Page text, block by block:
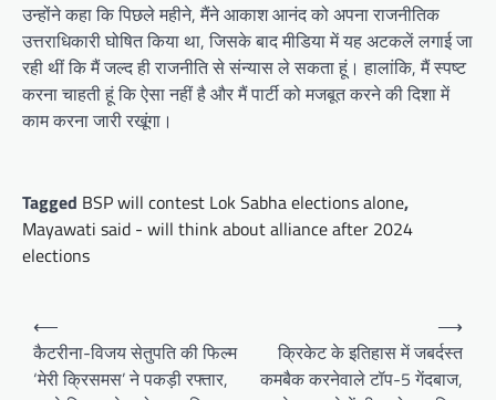
उन्होंने कहा कि पिछले महीने, मैंने आकाश आनंद को अपना राजनीतिक
उत्तराधिकारी घोषित किया था, जिसके बाद मीडिया में यह अटकलें लगाई जा
रही थीं कि मैं जल्द ही राजनीति से संन्यास ले सकता हूं। हालांकि, मैं स्पष्ट
करना चाहती हूं कि ऐसा नहीं है और मैं पार्टी को मजबूत करने की दिशा में
काम करना जारी रखूंगा।
Tagged BSP will contest Lok Sabha elections alone,
Mayawati said - will think about alliance after 2024
elections
Post
navigation
⟵
कैटरीना-विजय सेतुपति की फिल्म
‘मेरी क्रिसमस’ ने पकड़ी रफ्तार,
क्रिकेट के इतिहास में जबर्दस्त
कमबैक करनेवाले टॉप-5 गेंदबाज,
⟶